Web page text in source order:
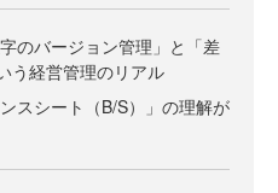
のバージョン管理」と「差
う経営管理のリアル
スシート（B/S）」の理解が